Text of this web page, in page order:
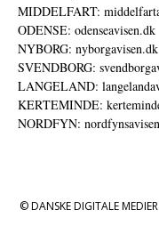
MIDDELFART:
ODENSE: odenseavisen.dk
NYBORG: nyborgavisen.dk
SVENDBORG:
LANGELAND:
KERTEMINDE:
NORDFYN:
© DANSKE DIGITALE